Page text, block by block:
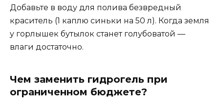
Добавьте в воду для полива безвредный
краситель (1 каплю синьки на 50 л). Когда земля
у горлышек бутылок станет голубоватой —
влаги достаточно.
Чем заменить гидрогель при
ограниченном бюджете?